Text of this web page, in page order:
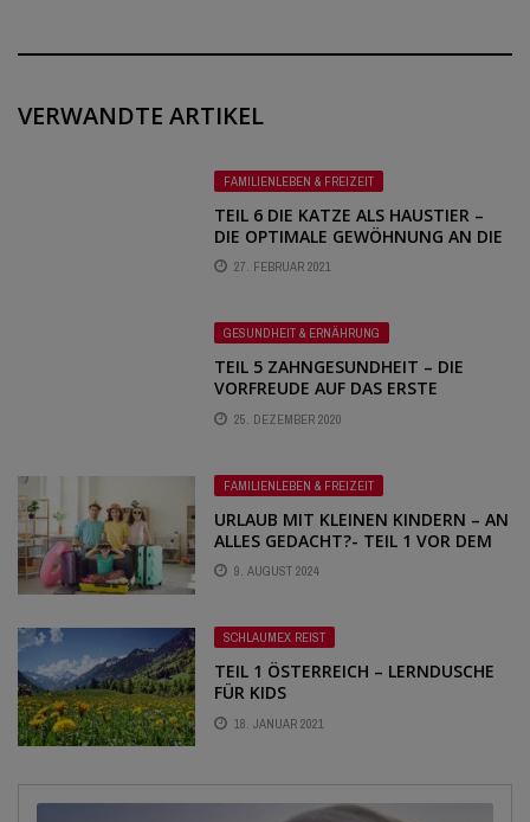
VERWANDTE ARTIKEL
FAMILIENLEBEN & FREIZEIT
TEIL 6 DIE KATZE ALS HAUSTIER –
DIE OPTIMALE GEWÖHNUNG AN DIE
TRANSPORTBOX
27. FEBRUAR 2021
GESUNDHEIT & ERNÄHRUNG
TEIL 5 ZAHNGESUNDHEIT – DIE
VORFREUDE AUF DAS ERSTE
ZÄHNCHEN
25. DEZEMBER 2020
FAMILIENLEBEN & FREIZEIT
URLAUB MIT KLEINEN KINDERN – AN
ALLES GEDACHT?- TEIL 1 VOR DEM
URLAUB MIT KLEINEN KINDERN
9. AUGUST 2024
SCHLAUMEX REIST
TEIL 1 ÖSTERREICH – LERNDUSCHE
FÜR KIDS
18. JANUAR 2021